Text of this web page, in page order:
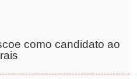
como candidato ao